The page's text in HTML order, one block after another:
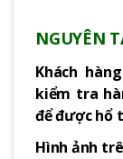
NGUYÊN
Khách
kiểm tra
để được hổ
Hình ảnh